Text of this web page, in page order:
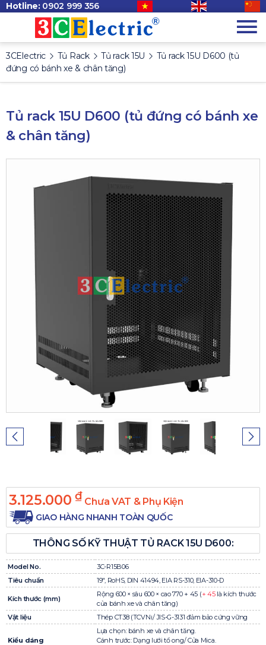
Hotline: 0902 999 356
3CElectric Tủ Rack Tủ rack 15U
Tủ rack 15U D600 (tủ
đứng có bánh xe & chân tăng)
Tủ rack 15U D600 (tủ đứng có bánh xe
& chân tăng)
3.125.000 ₫ Chưa VAT & Phụ Kiện
GIAO HÀNG NHANH TOÀN QUỐC
THÔNG SỐ KỸ THUẬT TỦ RACK 15U D600:
Model No.
3C-R15B06
Tiêu chuẩn
19″, RoHS, DIN 41494, EIA RS-310, EIA-310-D
Kích thước (mm)
Rộng 600 × sâu 600 × cao 770 + 45 (+ 45là kích thước
của bánh xe và chân tăng)
Vật liệu
Thép CT38 (TCVN)/ JIS-G-3131 đảm bảo cứng vững
Kiểu dáng
Lựa chọn: bánh xe và chân tăng.
Cánh trước: Dạng lưới tổ ong/ Cửa Mica.